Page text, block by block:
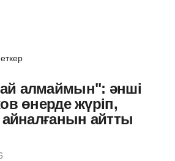
алмаймын": әнші
өнерде жүріп,
айналғанын айтты